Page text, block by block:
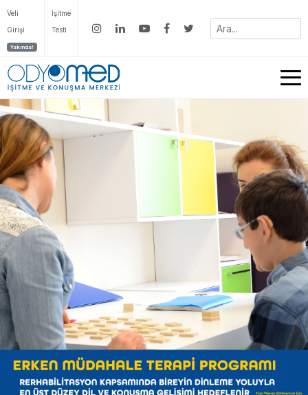
Veli
Girişi
Yakında!
İşitme
Testi